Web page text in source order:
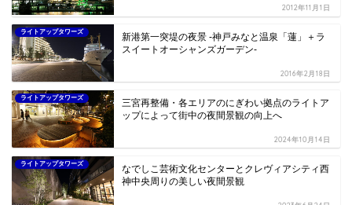
2012年11月1日
ライトアップタワーズ
新港第一突堤の夜景 -神戸みなと温泉「蓮」＋ラ
スイートオーシャンズガーデン-
2016年2月18日
ライトアップタワーズ
三宮再整備・各エリアのにぎわい拠点のライトア
ップによって街中の夜間景観の向上へ
2024年10月14日
ライトアップタワーズ
なでしこ芸術文化センターとクレヴィアシティ西
神中央周りの美しい夜間景観